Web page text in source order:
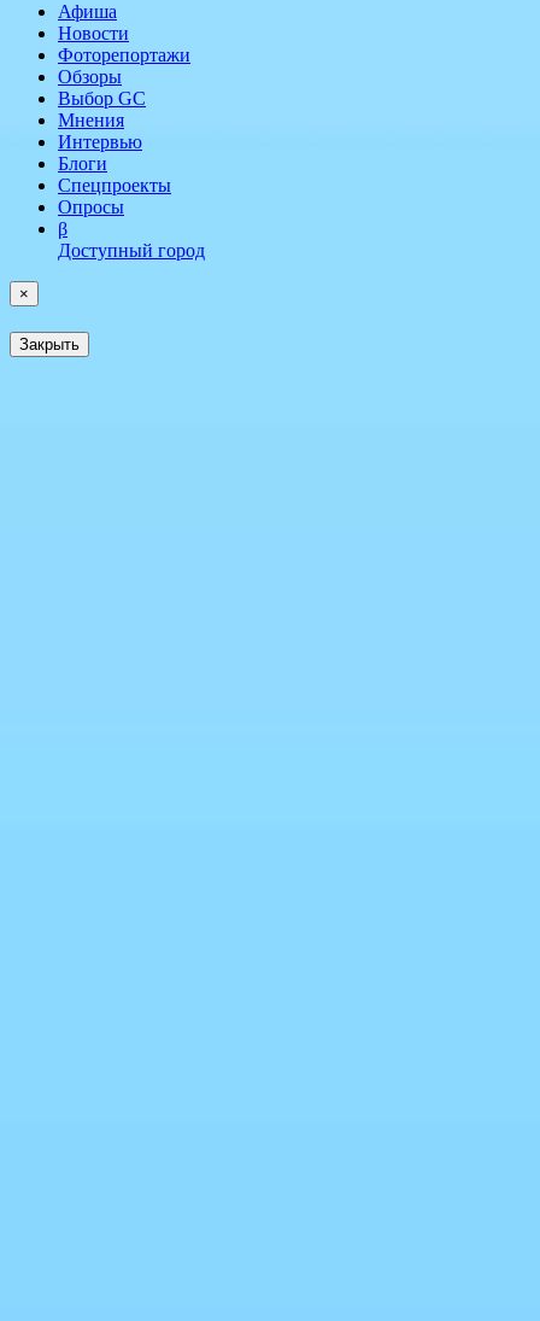
Афиша
Новости
Фоторепортажи
Обзоры
Выбор GC
Мнения
Интервью
Блоги
Спецпроекты
Опросы
β
Доступный город
×
Закрыть